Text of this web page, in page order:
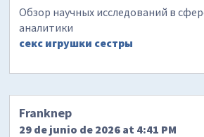
Обзор научных исследований в
аналитики
секс игрушки сестры
Franknep
29 de junio de 2026 at 4:41 PM